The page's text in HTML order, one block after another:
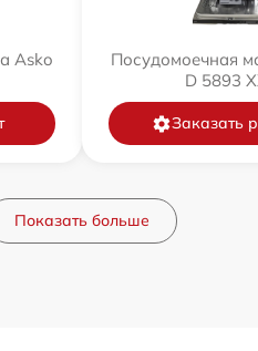
Asko
Посудомоечная
D 5893
Заказать
Показать больше